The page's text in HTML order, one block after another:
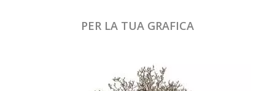
PER LA TUA GRAFICA